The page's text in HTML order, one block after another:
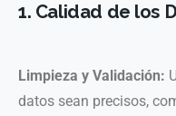
1. Calidad de los
Limpieza y Validación:
datos sean precisos,